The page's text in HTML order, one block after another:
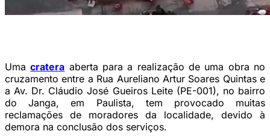
Umacratera aberta para a realização de uma obra no
cruzamento entre a Rua Aureliano Artur Soares Quintas e
a Av. Dr. Cláudio José Gueiros Leite (PE-001), no bairro
do Janga, em Paulista, tem provocado muitas
reclamações de moradores da localidade, devido à
demora na conclusão dos serviços.